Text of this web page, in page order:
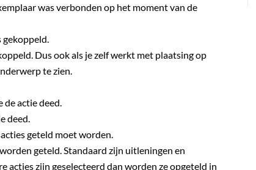
was verbonden op het moment van de
Dus ook als je zelf werkt met plaatsing op
te zien.
actie deed.
deed.
geteld moet worden.
geteld. Standaard zijn uitleningen en
acties zijn geselecteerd dan worden ze opgeteld in